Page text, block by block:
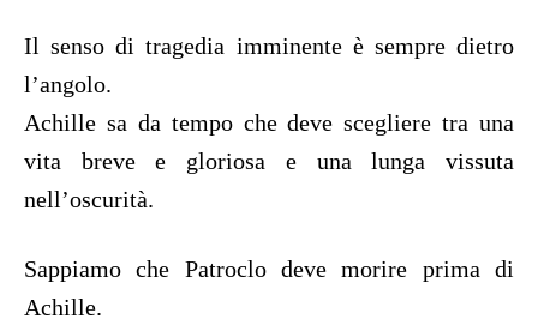
Il senso di tragedia imminente è sempre dietro
l’angolo.
Achille sa da tempo che deve scegliere tra una
vita breve e gloriosa e una lunga vissuta
nell’oscurità.
Sappiamo che Patroclo deve morire prima di
Achille.